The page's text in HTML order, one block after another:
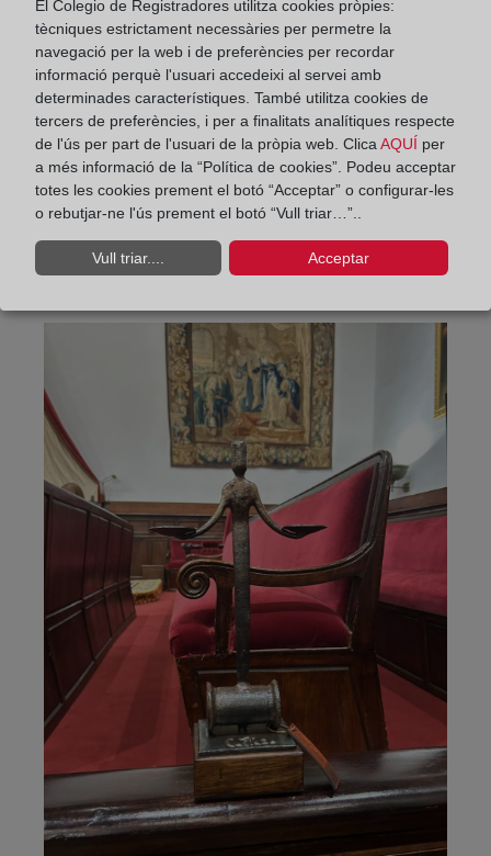
El Colegio de Registradores utilitza cookies pròpies:
tècniques estrictament necessàries per permetre la
navegació per la web i de preferències per recordar
informació perquè l'usuari accedeixi al servei amb
determinades característiques. També utilitza cookies de
tercers de preferències, i per a finalitats analítiques respecte
de l'ús per part de l'usuari de la pròpia web. ClicaAQUÍ per
a més informació de la “Política de cookies”. Podeu acceptar
totes les cookies prement el botó “Acceptar” o configurar-les
o rebutjar-ne l'ús prement el botó “Vull triar…”..
Vull triar.... Acceptar